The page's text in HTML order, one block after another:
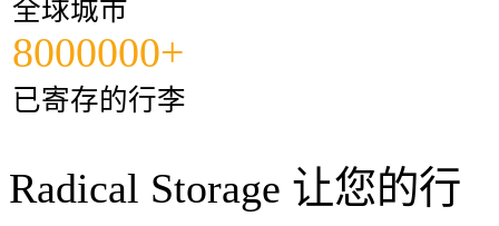
全球城市
8000000+
已寄存的行李
Radical Storage 让您的行